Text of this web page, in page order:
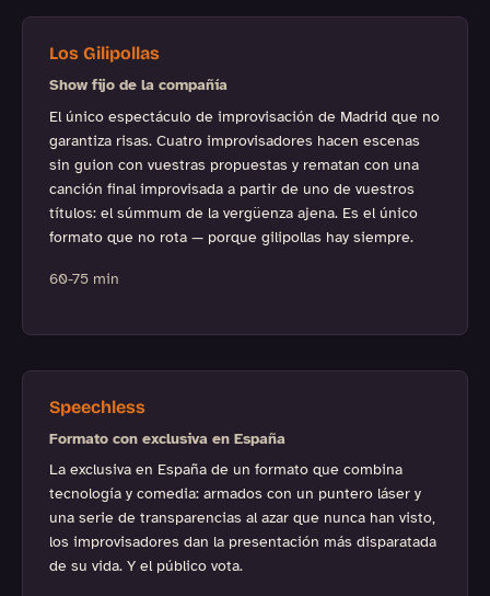
Los Gilipollas
Show fijo de la compañía
El único espectáculo de improvisación de Madrid que no
garantiza risas. Cuatro improvisadores hacen escenas
sin guion con vuestras propuestas y rematan con una
canción final improvisada a partir de uno de vuestros
títulos: el súmmum de la vergüenza ajena. Es el único
formato que no rota — porque gilipollas hay siempre.
60-75 min
Speechless
Formato con exclusiva en España
La exclusiva en España de un formato que combina
tecnología y comedia: armados con un puntero láser y
una serie de transparencias al azar que nunca han visto,
los improvisadores dan la presentación más disparatada
de su vida. Y el público vota.